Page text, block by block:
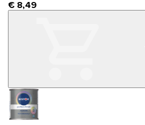
€ 8,49